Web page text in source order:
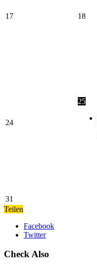
17 18
24
25
31
Teilen
Facebook
Twitter
Check Also